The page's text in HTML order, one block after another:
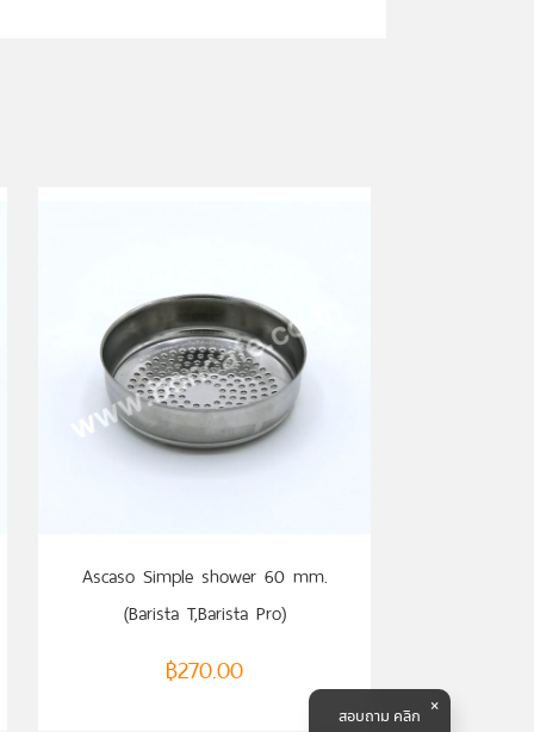
Ascaso Simple shower 60 mm.
(Barista T,Barista Pro)
฿270.00
สอบถาม คลิก